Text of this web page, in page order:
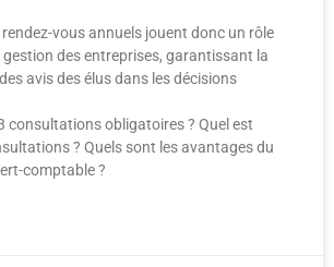
vous annuels jouent donc un rôle
des entreprises, garantissant la
avis des élus dans les décisions
consultations obligatoires ? Quel est
? Quels sont les avantages du
comptable ?